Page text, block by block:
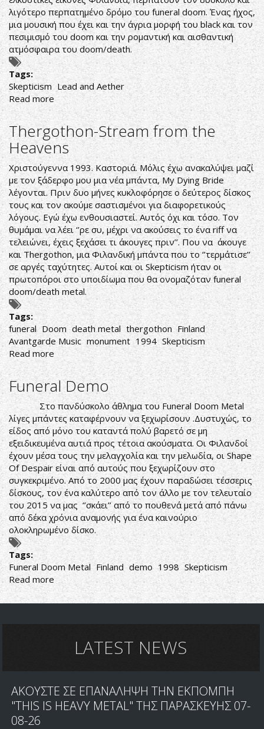
λιγότερο περπατημένο δρόμο του funeral doom. Ένας ήχος,
μια μουσική που έχει και την άγρια μορφή του black και τον
πεσιμισμό του doom και την ρομαντική και αισθαντική
ατμόσφαιρα του doom/death.
Tags:
Skepticism Lead and Aether
Read more about
ΜIA
ΦΩΤΕΙΝΗ
ΑΧΤΙΔΑ
ΜΟΥΣΙΚΗΣ
ΜΕ
ΕΝΑ
ΣΚΟΤΕΙΝΟ
ΗΧΟ
Thergothon-Stream from the
Heavens
Χριστούγεννα 1993. Καστοριά. Μόλις έχω ανακαλύψει μαζί
με τον ξάδερφο μου μια νέα μπάντα, My Dying Bride
λέγονται. Πριν δυο μήνες κυκλοφόρησε ο δεύτερος δίσκος
τους και τον ακούμε σαστισμένοι για διαφορετικούς
λόγους. Εγώ έχω ενθουσιαστεί. Αυτός όχι και τόσο. Τον
θυμάμαι να λέει ‘’ρε συ, μέχρι να ακούσεις το ένα riff να
τελειώνει, έχεις ξεχάσει τι άκουγες πριν’’. Που να άκουγε
και Thergothon, μια Φιλανδική μπάντα που το ‘’τερμάτισε’’
σε αργές ταχύτητες. Αυτοί και οι Skepticism ήταν οι
πρωτοπόροι στο υποιδίωμα που θα ονομαζόταν funeral
doom/death metal.
Tags:
funeral Doom death metal thergothon Finland
Avantgarde Music monument 1994 Skepticism
Read more about
Thergothon-
Stream
from
the
Heavens
Funeral Demo
Στο πανδύσκολο άθλημα του Funeral Doom Metal
λίγες μπάντες καταφέρνουν να ξεχωρίσουν .Δυστυχώς, το
είδος από μόνο του καταντά πολύ βαρετό σε μη
εξειδικευμένα αυτιά προς τέτοια ακούσματα. Οι Φιλανδοί
έχουν μέσα τους την μελαγχολία και την μελωδία, οι Shape
Of Despair είναι από αυτούς που ξεχωρίζουν στο
συγκεκριμένο. Από το 2000 μας έχουν παραδώσει τέσσερις
δίσκους, τον ένα καλύτερο από τον άλλο με τον τελευταίο
του 2015 να μας ‘’σκάει’’ από το πουθενά μετά από πάνω
από δέκα χρόνια αναμονής για ένα καινούριο
ολοκληρωμένο δίσκο.
Tags:
Funeral Doom Metal Finland demo 1998 Skepticism
Read more about
Funeral
Demo
LATEST NEWS
ΑΚΟΥΣΤΕ ΣΕ ΕΠΑΝΑΛΗΨΗ ΤΗΝ ΕΚΠΟΜΠΗ
"THIS IS HEAVY METAL" ΤΗΣ ΠΑΡΑΣΚΕΥΗΣ 07-
08-26